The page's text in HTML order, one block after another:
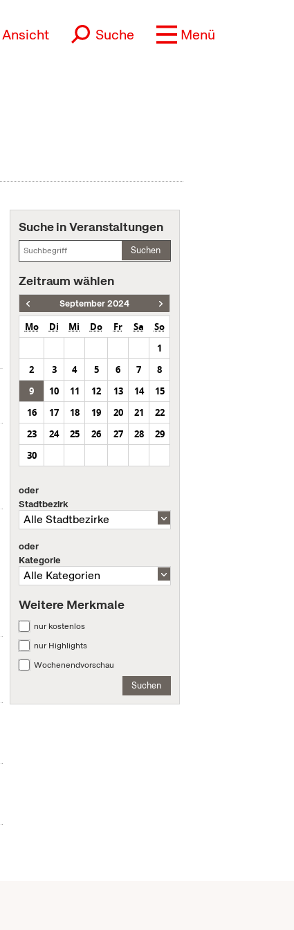
Ansicht Suche Menü
Suche in Veranstaltungen
Suchen
Zeitraum wählen
September 2024
Mo Di Mi Do Fr Sa
So
1
2
3 4 5 6 7
8
9
10 11 12 13 14
15
16
17 18 19 20 21
22
23
24 25 26 27 28
29
30
oder
Stadtbezirk
oder
Kategorie
Weitere Merkmale
nur kostenlos
nur Highlights
Wochenendvorschau
Suchen